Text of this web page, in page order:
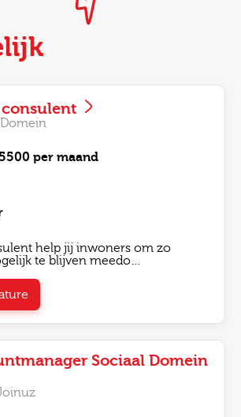
per maand
help jij inwoners om zo
te blijven meedo…
Sociaal Domein